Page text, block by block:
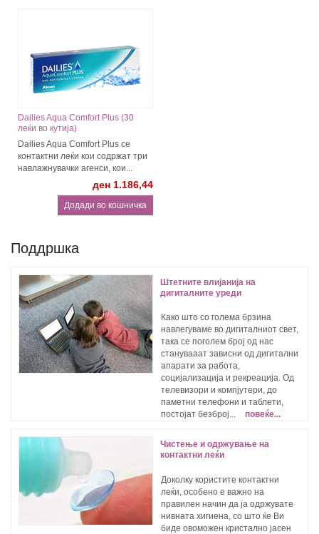
Dailies Aqua Comfort Plus (30
леќи во кутија)
Dailies Aqua Comfort Plus се
контактни леќи кои содржат три
навлажнувачки агенси, кои...
ден 1.186,44
Поддршка
Штетните влијанија на
дигиталните уреди
Како што со голема брзина
навлегуваме во дигиталниот свет,
така се поголем број од нас
станувааат зависни од дигитални
апарати за работа,
социјализација и рекреација. Од
телевизори и компјутери, до
паметни телефони и таблети,
постојат безброј...
повеќе...
Чистење и одржување на
контактни леќи
Доколку користите контактни
леќи, особено е важно на
правилен начин да ја одржувате
нивната хигиена, со што ќе Ви
биде овоможен кристално јасен